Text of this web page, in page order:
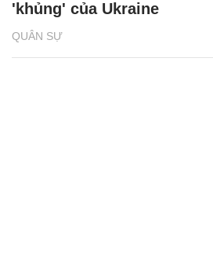
QUÂN SỰ
'khủng' của Ukraine